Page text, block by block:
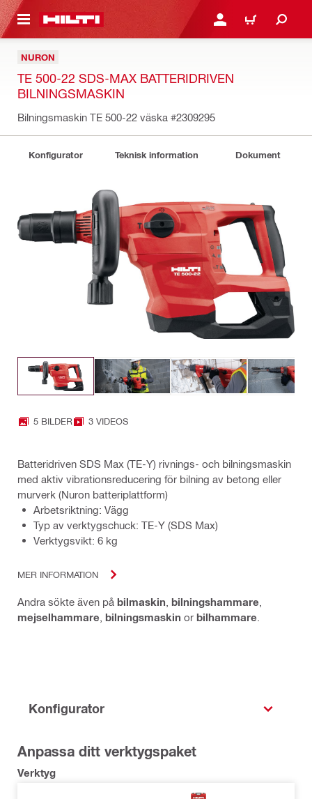
GÅ TILL HUVUDSIDAN LOGGA IN ELLER
VARUKORG
NURON
TE 500-22 SDS-MAX BATTERIDRIVEN
BILNINGSMASKIN
Bilningsmaskin TE 500-22 väska #2309295
Konfigurator Teknisk information Dokument
5 BILDER 3 VIDEOS
Batteridriven SDS Max (TE-Y) rivnings- och bilningsmaskin
med aktiv vibrationsreducering för bilning av betong eller
murverk (Nuron batteriplattform)
Arbetsriktning: Vägg
Typ av verktygschuck: TE-Y (SDS Max)
Verktygsvikt: 6 kg
MER INFORMATION
Andra sökte även på bilmaskin bilningshammare
mejselhammare bilningsmaskin or bilhammare
Konfigurator
Anpassa ditt verktygspaket
Verktyg